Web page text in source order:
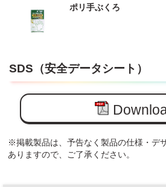
ポリ手ぶくろ
SDS（安全データシート）
※掲載製品は、予告なく製品の仕様・デ
ありますので、ご了承ください。